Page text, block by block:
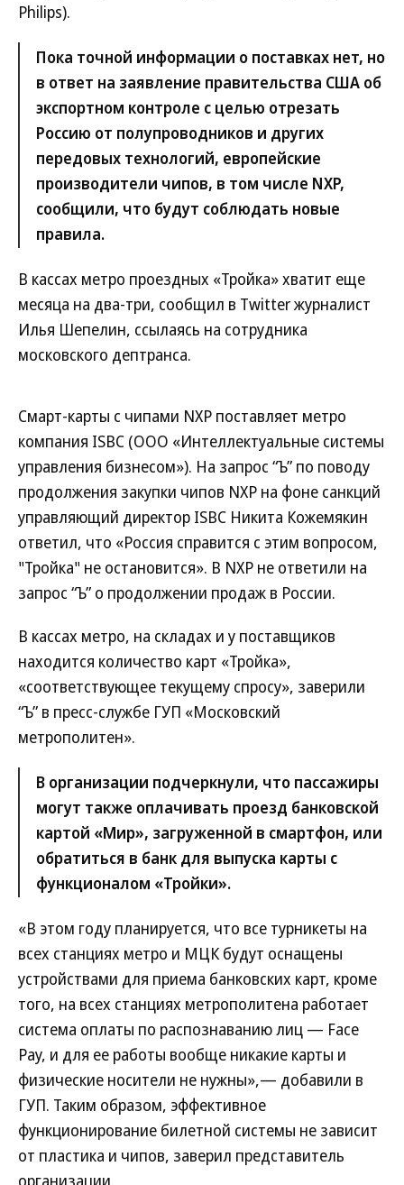
Philips).
Пока точной информации о поставках нет, но
в ответ на заявление правительства США об
экспортном контроле с целью отрезать
Россию от полупроводников и других
передовых технологий, европейские
производители чипов, в том числе NXP,
сообщили, что будут соблюдать новые
правила.
В кассах метро проездных «Тройка» хватит еще
месяца на два-три, сообщил в Twitter журналист
Илья Шепелин, ссылаясь на сотрудника
московского дептранса.
Смарт-карты с чипами NXP поставляет метро
компания ISBC (ООО «Интеллектуальные системы
управления бизнесом»). На запрос “Ъ” по поводу
продолжения закупки чипов NXP на фоне санкций
управляющий директор ISBC Никита Кожемякин
ответил, что «Россия справится с этим вопросом,
"Тройка" не остановится». В NXP не ответили на
запрос “Ъ” о продолжении продаж в России.
В кассах метро, на складах и у поставщиков
находится количество карт «Тройка»,
«соответствующее текущему спросу», заверили
“Ъ” в пресс-службе ГУП «Московский
метрополитен».
В организации подчеркнули, что пассажиры
могут также оплачивать проезд банковской
картой «Мир», загруженной в смартфон, или
обратиться в банк для выпуска карты с
функционалом «Тройки».
«В этом году планируется, что все турникеты на
всех станциях метро и МЦК будут оснащены
устройствами для приема банковских карт, кроме
того, на всех станциях метрополитена работает
система оплаты по распознаванию лиц — Face
Pay, и для ее работы вообще никакие карты и
физические носители не нужны»,— добавили в
ГУП. Таким образом, эффективное
функционирование билетной системы не зависит
от пластика и чипов, заверил представитель
организации.